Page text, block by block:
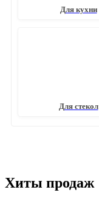
Для кухни
Для стекол
Хиты продаж